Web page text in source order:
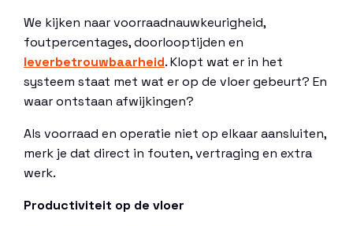
We kijken naar voorraadnauwkeurigheid,
foutpercentages, doorlooptijden en
leverbetrouwbaarheid. Klopt wat er in het
systeem staat met wat er op de vloer gebeurt? En
waar ontstaan afwijkingen?
Als voorraad en operatie niet op elkaar aansluiten,
merk je dat direct in fouten, vertraging en extra
werk.
Productiviteit op de vloer